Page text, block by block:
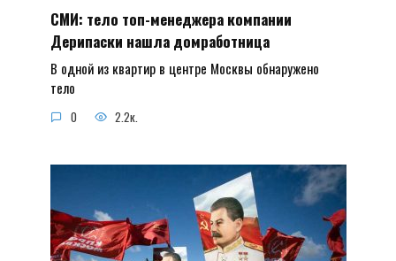
СМИ: тело топ-менеджера компании
Дерипаски нашла домработница
В одной из квартир в центре Москвы обнаружено
тело
0 2.2к.